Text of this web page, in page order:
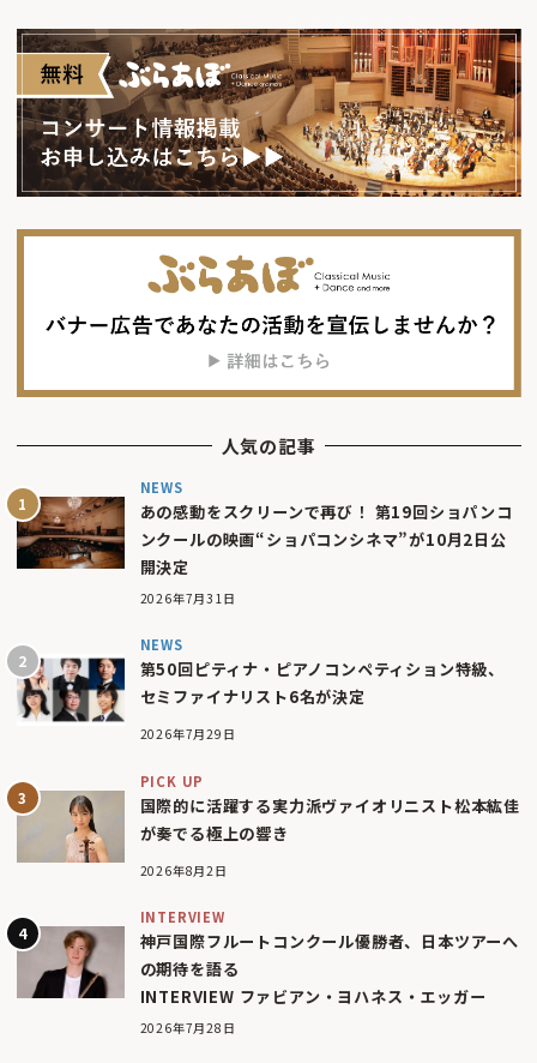
人気の記事
NEWS
あの感動をスクリーンで再び！ 第19回ショパンコ
ンクールの映画“ショパコンシネマ”が10月2日公
開決定
2026年7月31日
NEWS
第50回ピティナ・ピアノコンペティション特級、
セミファイナリスト6名が決定
2026年7月29日
PICK UP
国際的に活躍する実力派ヴァイオリニスト松本紘佳
が奏でる極上の響き
2026年8月2日
INTERVIEW
神戸国際フルートコンクール優勝者、日本ツアーへ
の期待を語る
INTERVIEW ファビアン・ヨハネス・エッガー
2026年7月28日